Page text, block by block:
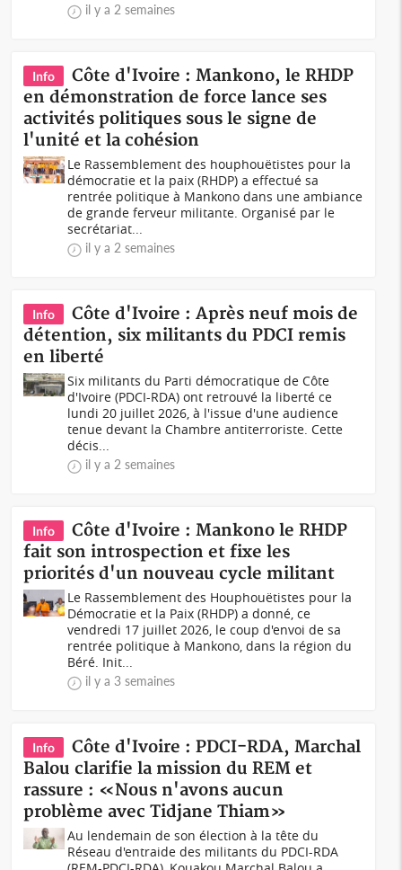
il y a 2 semaines
Info
Côte d'Ivoire : Mankono, le RHDP
en démonstration de force lance ses
activités politiques sous le signe de
l'unité et la cohésion
Le Rassemblement des houphouëtistes pour la
démocratie et la paix (RHDP) a effectué sa
rentrée politique à Mankono dans une ambiance
de grande ferveur militante. Organisé par le
secrétariat...
il y a 2 semaines
Info
Côte d'Ivoire : Après neuf mois de
détention, six militants du PDCI remis
en liberté
Six militants du Parti démocratique de Côte
d'Ivoire (PDCI-RDA) ont retrouvé la liberté ce
lundi 20 juillet 2026, à l'issue d'une audience
tenue devant la Chambre antiterroriste. Cette
décis...
il y a 2 semaines
Info
Côte d'Ivoire : Mankono le RHDP
fait son introspection et fixe les
priorités d'un nouveau cycle militant
Le Rassemblement des Houphouëtistes pour la
Démocratie et la Paix (RHDP) a donné, ce
vendredi 17 juillet 2026, le coup d'envoi de sa
rentrée politique à Mankono, dans la région du
Béré. Init...
il y a 3 semaines
Info
Côte d'Ivoire : PDCI-RDA, Marchal
Balou clarifie la mission du REM et
rassure : «Nous n'avons aucun
problème avec Tidjane Thiam»
Au lendemain de son élection à la tête du
Réseau d'entraide des militants du PDCI-RDA